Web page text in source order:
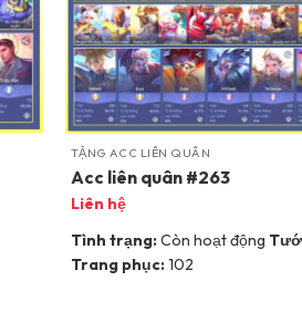
TẶNG ACC LIÊN QUÂN
Acc liên quân #263
Liên hệ
Tình trạng:Còn hoạt động
Trang phục:102